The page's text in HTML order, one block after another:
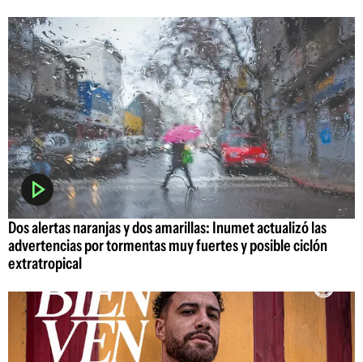
Dos alertas naranjas y dos amarillas: Inumet actualizó las
advertencias por tormentas muy fuertes y posible ciclón
extratropical